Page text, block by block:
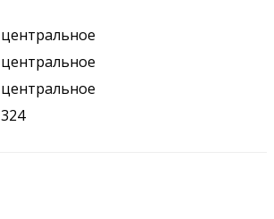
центральное
центральное
центральное
324